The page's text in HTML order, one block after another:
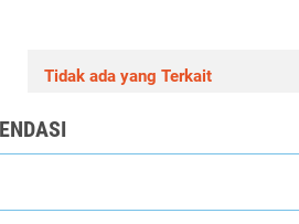
Tidak ada yang Terkait